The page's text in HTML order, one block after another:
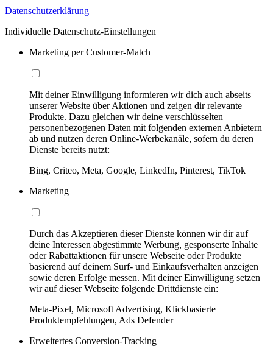
Datenschutzerklärung
Individuelle Datenschutz-Einstellungen
Marketing per Customer-Match
Mit deiner Einwilligung informieren wir dich auch abseits
unserer Website über Aktionen und zeigen dir relevante
Produkte. Dazu gleichen wir deine verschlüsselten
personenbezogenen Daten mit folgenden externen Anbietern
ab und nutzen deren Online-Werbekanäle, sofern du deren
Dienste bereits nutzt:
Bing, Criteo, Meta, Google, LinkedIn, Pinterest, TikTok
Marketing
Durch das Akzeptieren dieser Dienste können wir dir auf
deine Interessen abgestimmte Werbung, gesponserte Inhalte
oder Rabattaktionen für unsere Webseite oder Produkte
basierend auf deinem Surf- und Einkaufsverhalten anzeigen
sowie deren Erfolge messen. Mit deiner Einwilligung setzen
wir auf dieser Webseite folgende Drittdienste ein:
Meta-Pixel, Microsoft Advertising, Klickbasierte
Produktempfehlungen, Ads Defender
Erweitertes Conversion-Tracking